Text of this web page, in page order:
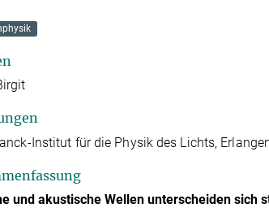
Institut für die Physik des Lichts,
und akustische Wellen unterscheiden